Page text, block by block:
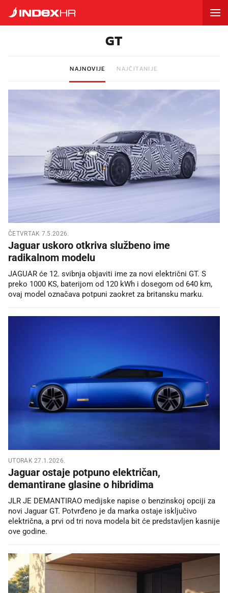
GT
NAJNOVIJE NAJČITANIJE
ČETVRTAK 7.5.2026.
Jaguar uskoro otkriva službeno ime
radikalnom modelu
JAGUAR će 12. svibnja objaviti ime za novi električni GT. S
preko 1000 KS, baterijom od 120 kWh i dosegom od 640 km,
ovaj model označava potpuni zaokret za britansku marku.
UTORAK 27.1.2026.
Jaguar ostaje potpuno električan,
demantirane glasine o hibridima
JLR JE DEMANTIRAO medijske napise o benzinskoj opciji za
novi Jaguar GT. Potvrđeno je da marka ostaje isključivo
električna, a prvi od tri nova modela bit će predstavljen kasnije
ove godine.